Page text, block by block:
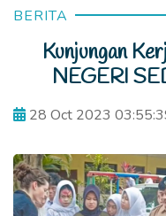
BERITA
Kunjungan
NEGERI
28 Oct 2023